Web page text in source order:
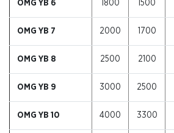
OMG YB 6 1800 1500
OMG YB 7 2000 1700
OMG YB 8 2500 2100
OMG YB 9 3000 2500
OMG YB 10 4000 3300